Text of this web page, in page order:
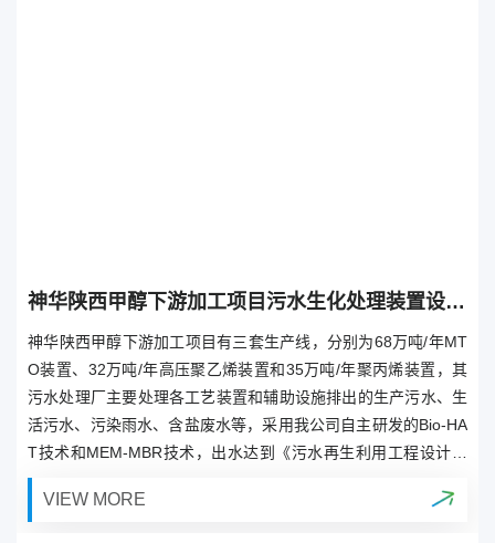
神华陕西甲醇下游加工项目污水生化处理装置设计、采购、施工（EPC）
神华陕西甲醇下游加工项目有三套生产线，分别为68万吨/年MT
O装置、32万吨/年高压聚乙烯装置和35万吨/年聚丙烯装置，其
污水处理厂主要处理各工艺装置和辅助设施排出的生产污水、生
活污水、污染雨水、含盐废水等，采用我公司自主研发的Bio-HA
T技术和MEM-MBR技术，出水达到《污水再生利用工程设计规
范》（GB50335-2002）中再生水用作冷却用水的水质控制指标
中循环冷却系统补充水的要求，向循环水场、动力中心、除盐水
VIEW MORE